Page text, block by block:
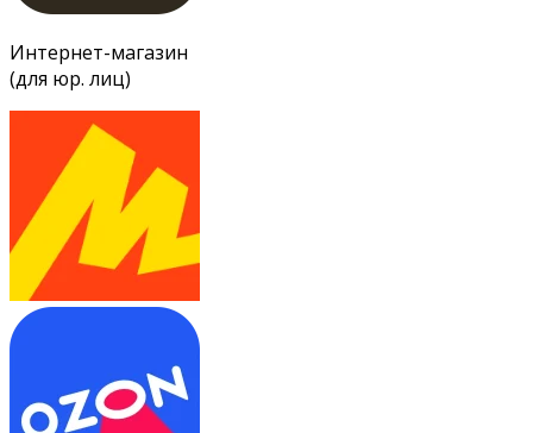
Интернет-магазин
(для юр. лиц)